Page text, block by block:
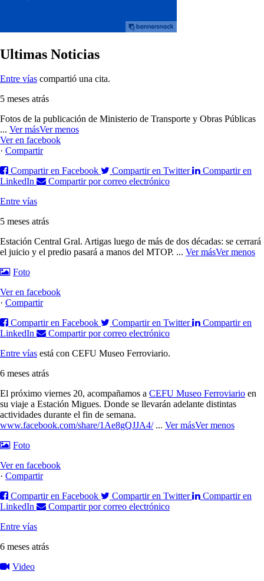
Ultimas Noticias
Entre vías compartió una cita.
5 meses atrás
Fotos de la publicación de Ministerio de Transporte y Obras Públicas
... Ver másVer menos
Ver en facebook
· Compartir
Compartir en Facebook
Compartir en Twitter
Compartir en
LinkedIn
Compartir por correo electrónico
Entre vías
5 meses atrás
Estación Central Gral. Artigas luego de más de dos décadas: se cerrará
el juicio y el predio pasará a manos del MTOP. ... Ver másVer menos
Foto
Ver en facebook
· Compartir
Compartir en Facebook
Compartir en Twitter
Compartir en
LinkedIn
Compartir por correo electrónico
Entre vías está con CEFU Museo Ferroviario.
6 meses atrás
El próximo viernes 20, acompañamos a CEFU Museo Ferroviario en
su viaje a Estación Migues. Donde se llevarán adelante distintas
actividades durante el fin de semana.
www.facebook.com/share/1Ae8gQJJA4/ ... Ver másVer menos
Foto
Ver en facebook
· Compartir
Compartir en Facebook
Compartir en Twitter
Compartir en
LinkedIn
Compartir por correo electrónico
Entre vías
6 meses atrás
Video